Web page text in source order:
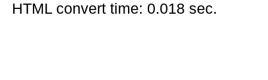
HTML convert time: 0.018 sec.